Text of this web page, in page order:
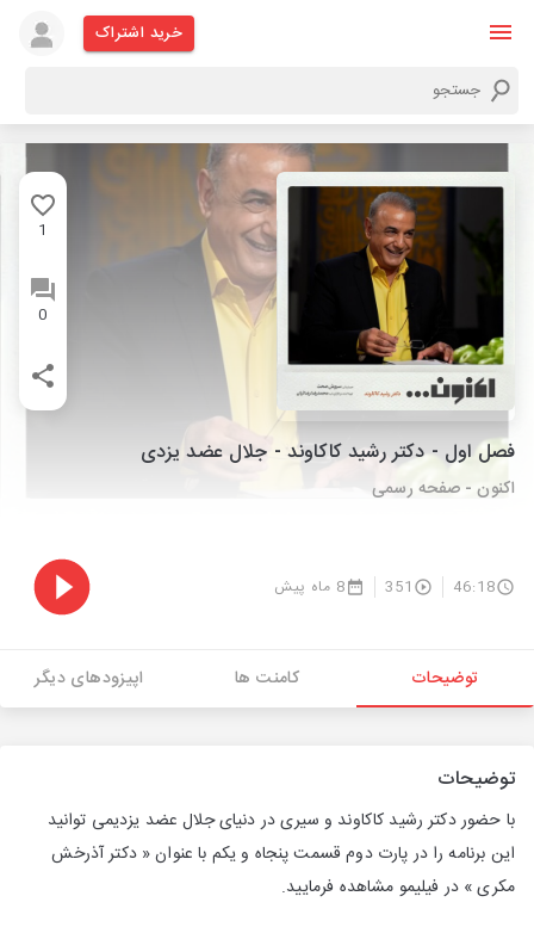
خرید اشتراک
1
0
فصل اول - دکتر رشید کاکاوند - جلال عضد یزدی
اکنون - صفحه رسمی
46:18
351 8 ماه پیش
توضیحات کامنت ها اپیزودهای دیگر
توضیحات
با حضور دکتر رشید کاکاوند و سیری در دنیای جلال عضد یزدیمی توانید
این برنامه را در پارت دوم قسمت پنجاه و یکم با عنوان « دکتر آذرخش
مکری » در فیلیمو مشاهده فرمایید.